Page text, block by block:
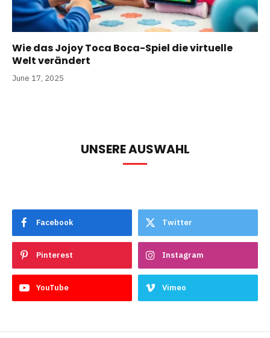
Wie das Jojoy Toca Boca-Spiel die virtuelle
Welt verändert
June 17, 2025
UNSERE AUSWAHL
Facebook Twitter
Pinterest Instagram
YouTube Vimeo